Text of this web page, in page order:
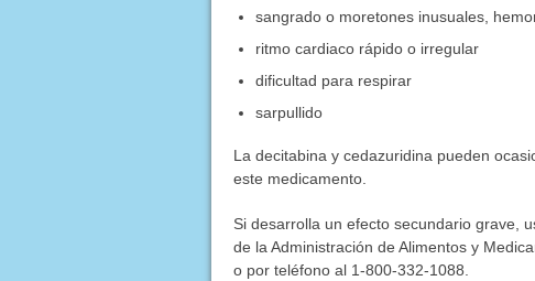
sangrado o moretones inusuales,
ritmo cardiaco rápido o irregular
dificultad para respirar
sarpullido
La decitabina y cedazuridina pueden
este medicamento.
Si desarrolla un efecto secundario grave,
de la Administración de Alimentos y
o por teléfono al 1-800-332-1088.